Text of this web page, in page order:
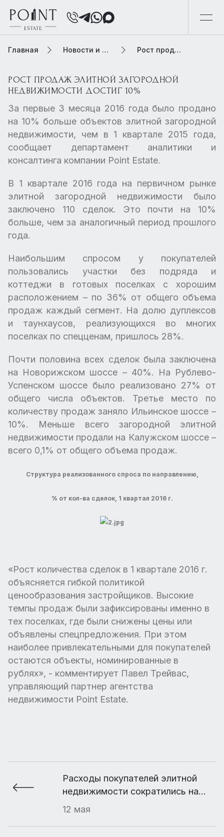
Главная Новости и обзоры Рост продаж элитной загородной недвижимости достиг 10%
РОСТ ПРОДАЖ ЭЛИТНОЙ ЗАГОРОДНОЙ
НЕДВИЖИМОСТИ ДОСТИГ 10%
За первые 3 месяца 2016 года было продано
на 10% больше объектов элитной загородной
недвижимости, чем в 1 квартале 2015 года,
сообщает департамент аналитики и
консалтинга компании Point Estate.
В 1 квартале 2016 года на первичном рынке
элитной загородной недвижимости было
заключено 110 сделок. Это почти на 10%
больше, чем за аналогичный период прошлого
года.
Наибольшим спросом у покупателей
пользовались участки без подряда и
коттеджи в готовых поселках с хорошим
расположением – по 36% от общего объема
продаж каждый сегмент. На долю дуплексов
и таунхаусов, реализующихся во многих
поселках по спецценам, пришлось 28%.
Почти половина всех сделок была заключена
на Новорижском шоссе – 40%. На Рублево-
Успенском шоссе было реализовано 27% от
общего числа объектов. Третье место по
количеству продаж заняло Ильинское шоссе –
10%. Меньше всего загородной элитной
недвижимости продали на Калужском шоссе –
всего 0,1% от общего объема продаж.
Структура реализованного спроса по направлению,
% от кол-ва сделок, 1 квартал 2016 г.
«Рост количества сделок в 1 квартале 2016 г.
объясняется гибкой политикой
ценообразования застройщиков. Высокие
темпы продаж были зафиксированы именно в
тех поселках, где были снижены цены или
объявлены спецпредложения. При этом
наиболее привлекательными для покупателей
остаются объекты, номинированные в
рублях», - комментирует Павел Трейвас,
управляющий партнер агентства
недвижимости Point Estate.
Расходы покупателей элитной
недвижимости сократились на
40%
12 мая